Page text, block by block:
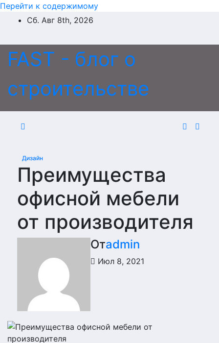
Перейти к содержимому
Сб. Авг 8th, 2026
FAST - блог о
строительстве
Дизайн
Преимущества
офисной мебели
от производителя
Отadmin
Июл 8, 2021